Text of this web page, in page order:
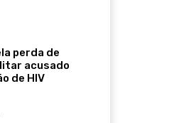
perda de
acusado
de HIV